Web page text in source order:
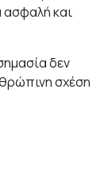
ασφαλή και
δεν
σχέση